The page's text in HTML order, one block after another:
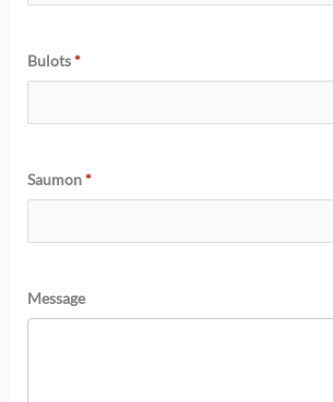
Bulots*
Saumon*
Message